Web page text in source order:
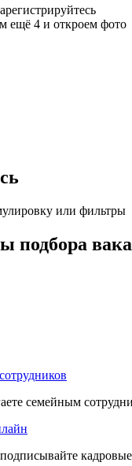
ещё 4 и откроем фото
или фильтры
подбора
семейным